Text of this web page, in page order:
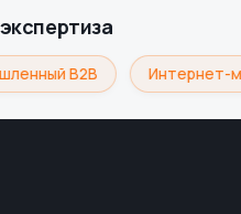
B2B Интернет-